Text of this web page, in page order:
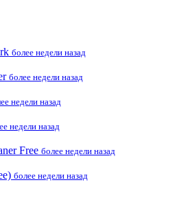
более недели назад
более недели назад
недели назад
недели назад
Free более недели назад
более недели назад